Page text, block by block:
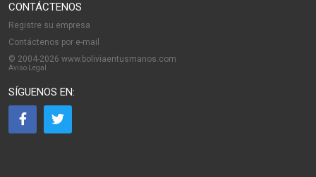
CONTÁCTENOS
Registre su empresa
Contáctenos por e-mail
© 2004-2026 www.boliviaentusmanos.com
Aviso Legal
SÍGUENOS EN: